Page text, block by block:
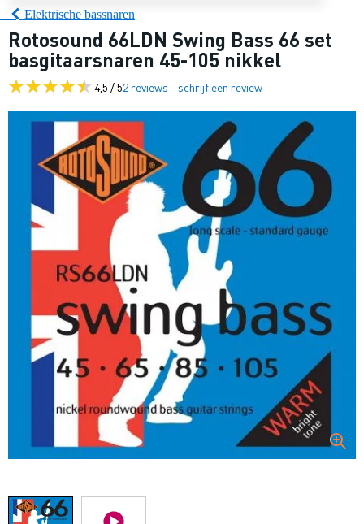
Elektrische bassnaren
Rotosound 66LDN Swing Bass 66 set
basgitaarsnaren 45-105 nikkel
4,5 / 52 reviews schrijf een review